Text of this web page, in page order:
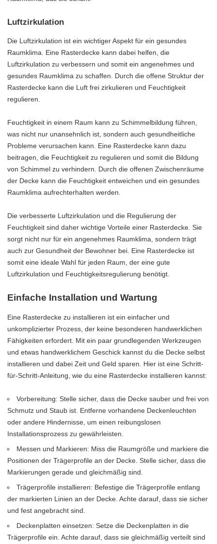
Luftzirkulation
Die Luftzirkulation ist ein wichtiger Aspekt für ein gesundes
Raumklima. Eine Rasterdecke kann dabei helfen, die
Luftzirkulation zu verbessern und somit ein angenehmes und
gesundes Raumklima zu schaffen. Durch die offene Struktur der
Rasterdecke kann die Luft frei zirkulieren und Feuchtigkeit
regulieren.
Feuchtigkeit in einem Raum kann zu Schimmelbildung führen,
was nicht nur unansehnlich ist, sondern auch gesundheitliche
Probleme verursachen kann. Eine Rasterdecke kann dazu
beitragen, die Feuchtigkeit zu regulieren und somit die Bildung
von Schimmel zu verhindern. Durch die offenen Zwischenräume
der Decke kann die Feuchtigkeit entweichen und ein gesundes
Raumklima aufrechterhalten werden.
Die verbesserte Luftzirkulation und die Regulierung der
Feuchtigkeit sind daher wichtige Vorteile einer Rasterdecke. Sie
sorgt nicht nur für ein angenehmes Raumklima, sondern trägt
auch zur Gesundheit der Bewohner bei. Eine Rasterdecke ist
somit eine ideale Wahl für jeden Raum, der eine gute
Luftzirkulation und Feuchtigkeitsregulierung benötigt.
Einfache Installation und Wartung
Eine Rasterdecke zu installieren ist ein einfacher und
unkomplizierter Prozess, der keine besonderen handwerklichen
Fähigkeiten erfordert. Mit ein paar grundlegenden Werkzeugen
und etwas handwerklichem Geschick kannst du die Decke selbst
installieren und dabei Zeit und Geld sparen. Hier ist eine Schritt-
für-Schritt-Anleitung, wie du eine Rasterdecke installieren kannst:
Vorbereitung: Stelle sicher, dass die Decke sauber und frei von
Schmutz und Staub ist. Entferne vorhandene Deckenleuchten
oder andere Hindernisse, um einen reibungslosen
Installationsprozess zu gewährleisten.
Messen und Markieren: Miss die Raumgröße und markiere die
Positionen der Trägerprofile an der Decke. Stelle sicher, dass die
Markierungen gerade und gleichmäßig sind.
Trägerprofile installieren: Befestige die Trägerprofile entlang
der markierten Linien an der Decke. Achte darauf, dass sie sicher
und fest angebracht sind.
Deckenplatten einsetzen: Setze die Deckenplatten in die
Trägerprofile ein. Achte darauf, dass sie gleichmäßig verteilt sind